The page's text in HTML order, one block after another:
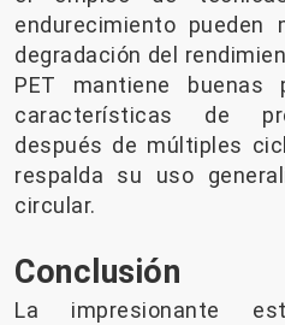
endurecimiento pueden
degradación del
PET mantiene buenas
características de
después de múltiples
respalda su uso
circular.
Conclusión
La impresionante